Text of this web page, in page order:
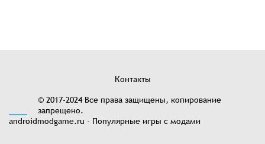
Контакты
© 2017-2024 Все права защищены, копирование
запрещено.
androidmodgame.ru - Популярные игры с модами